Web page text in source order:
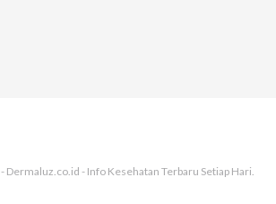
- Dermaluz.co.id - Info Kesehatan Terbaru Setiap Hari.